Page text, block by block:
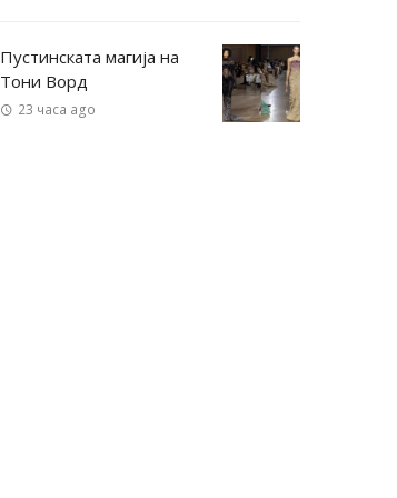
Пустинската магија на
Тони Ворд
23 часа ago